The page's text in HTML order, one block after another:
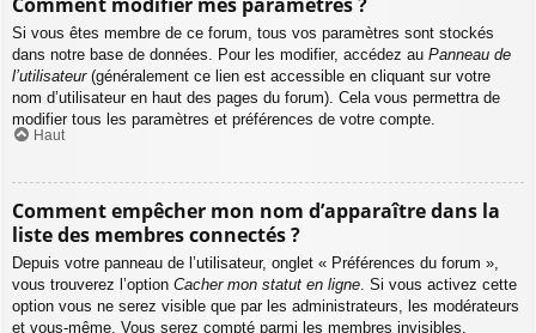
Si vous êtes membre de ce forum, tous vos paramètres sont stockés
dans notre base de données. Pour les modifier, accédez au Panneau de
l’utilisateur(généralement ce lien est accessible en cliquant sur votre
nom d’utilisateur en haut des pages du forum). Cela vous permettra de
modifier tous les paramètres et préférences de votre compte.
Haut
Comment empêcher mon nom d’apparaître dans la
liste des membres connectés ?
Depuis votre panneau de l’utilisateur, onglet « Préférences du forum »,
vous trouverez l’option Cacher mon statut en ligne. Si vous activez cette
option vous ne serez visible que par les administrateurs, les modérateurs
et vous-même. Vous serez compté parmi les membres invisibles.